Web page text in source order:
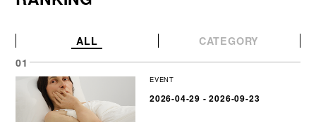
ALL CATEGORY
EVENT
2026-04-29 - 2026-09-23